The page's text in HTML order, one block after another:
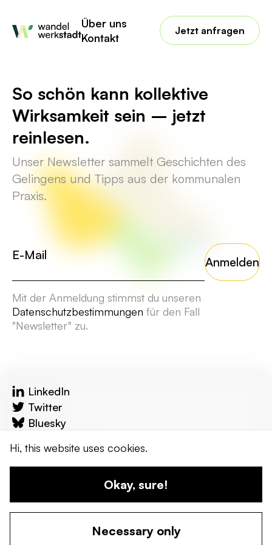
Über uns
Kontakt
Jetzt anfragen
No posts found for your tag,
category or search term.
So schön kann kollektive
Wirksamkeit sein – jetzt
reinlesen.
Unser Newsletter sammelt Geschichten des
Gelingens und Tipps aus der kommunalen
Praxis.
Anmelden
Mit der Anmeldung stimmst du unseren
Datenschutzbestimmungen für den Fall
"Newsletter" zu.
LinkedIn
Twitter
Bluesky
Kontakt
© 2024 wandel werkstadt. Erstellt von uns!
Hi, this website uses cookies.
Necessary only
Okay, sure!